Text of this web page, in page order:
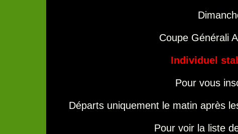
Coupe Générali
Individuel
Pour vous
Départs uniquement le matin après
Pour voir la liste